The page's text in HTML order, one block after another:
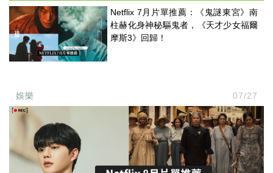
Netflix 7月片單推薦：《鬼謎東宮》南
柱赫化身神秘驅鬼者，《天才少女福爾
摩斯3》回歸！
娛樂 07/27